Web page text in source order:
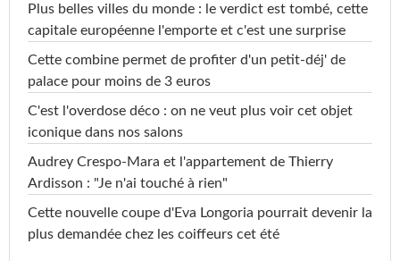
Plus belles villes du monde : le verdict est tombé, cette
capitale européenne l'emporte et c'est une surprise
Cette combine permet de profiter d'un petit-déj' de
palace pour moins de 3 euros
C'est l'overdose déco : on ne veut plus voir cet objet
iconique dans nos salons
Audrey Crespo-Mara et l'appartement de Thierry
Ardisson : "Je n'ai touché à rien"
Cette nouvelle coupe d'Eva Longoria pourrait devenir la
plus demandée chez les coiffeurs cet été